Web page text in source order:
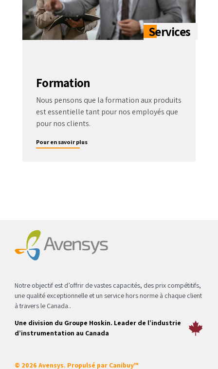
Formation
Nous pensons que la formation aux produits
est essentielle tant pour nos employés que
pour nos clients.
Pour en savoir plus
Notre objectif est d’offrir de vastes capacités, des prix compétitifs,
une qualité exceptionnelle et un service hors norme à chaque client
à travers le Canada..
Une division du Groupe Hoskin. Leader de l’industrie
d’instrumentation au Canada
© 2026 Avensys. Propulsé par Canibuy™